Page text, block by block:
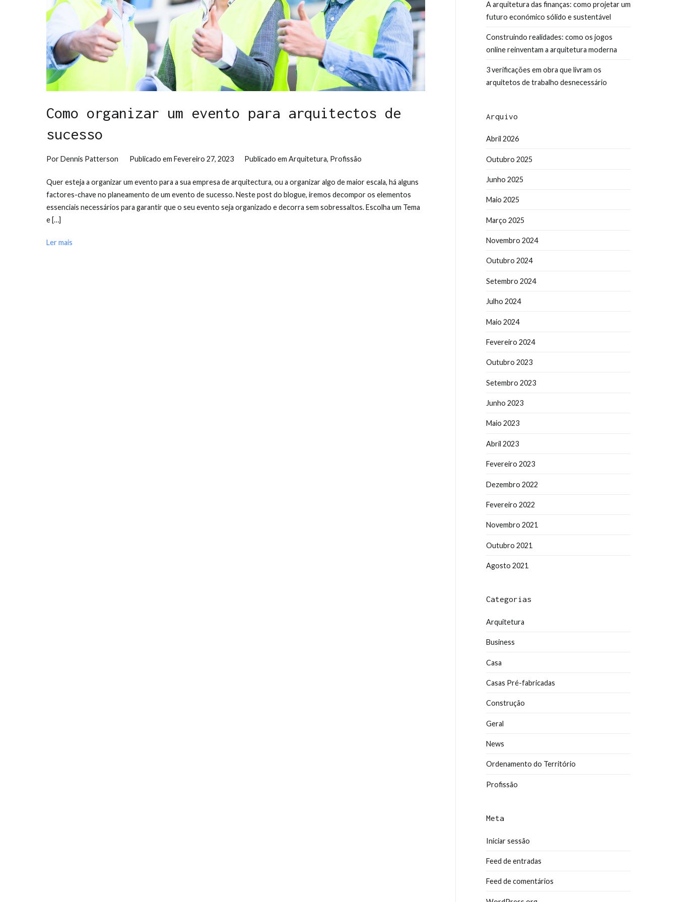
Como organizar um evento para arquitectos de
sucesso
PorDennis Patterson Publicado em Fevereiro 27, 2023 Publicado emArquitetura, Profissão
Quer esteja a organizar um evento para a sua empresa de arquitectura, ou a organizar algo de maior escala, há alguns
factores-chave no planeamento de um evento de sucesso. Neste post do blogue, iremos decompor os elementos
essenciais necessários para garantir que o seu evento seja organizado e decorra sem sobressaltos. Escolha um Tema
e […]
Ler mais
A arquitetura das finanças: como projetar um
futuro económico sólido e sustentável
Construindo realidades: como os jogos
online reinventam a arquitetura moderna
3 verificações em obra que livram os
arquitetos de trabalho desnecessário
Arquivo
Abril 2026
Outubro 2025
Junho 2025
Maio 2025
Março 2025
Novembro 2024
Outubro 2024
Setembro 2024
Julho 2024
Maio 2024
Fevereiro 2024
Outubro 2023
Setembro 2023
Junho 2023
Maio 2023
Abril 2023
Fevereiro 2023
Dezembro 2022
Fevereiro 2022
Novembro 2021
Outubro 2021
Agosto 2021
Categorias
Arquitetura
Business
Casa
Casas Pré-fabricadas
Construção
Geral
News
Ordenamento do Território
Profissão
Meta
Iniciar sessão
Feed de entradas
Feed de comentários